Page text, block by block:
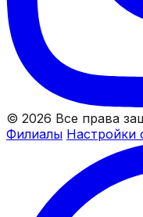
© 2026 Все права
Филиалы Настройки